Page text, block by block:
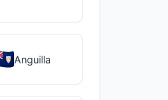
Anguilla